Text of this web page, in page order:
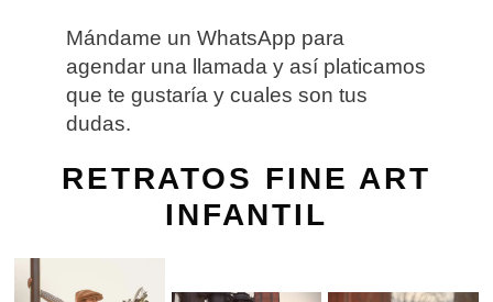
Mándame un WhatsApp para
agendar una llamada y así platicamos
que te gustaría y cuales son tus
dudas.
RETRATOS FINE ART
INFANTIL